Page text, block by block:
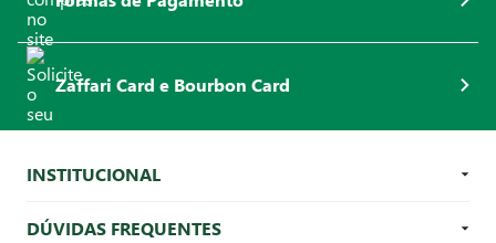
Zaffari Card e Bourbon Card
INSTITUCIONAL
DÚVIDAS FREQUENTES